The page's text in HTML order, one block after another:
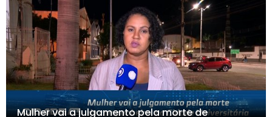
Mulher vai a julgamento pela morte de